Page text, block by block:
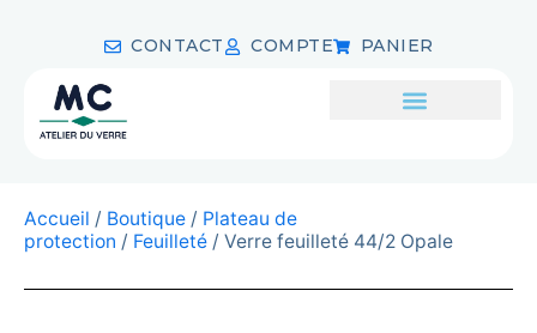
CONTACT COMPTE PANIER
Accueil / Boutique / Plateau de
protection / Feuilleté / Verre feuilleté 44/2 Opale